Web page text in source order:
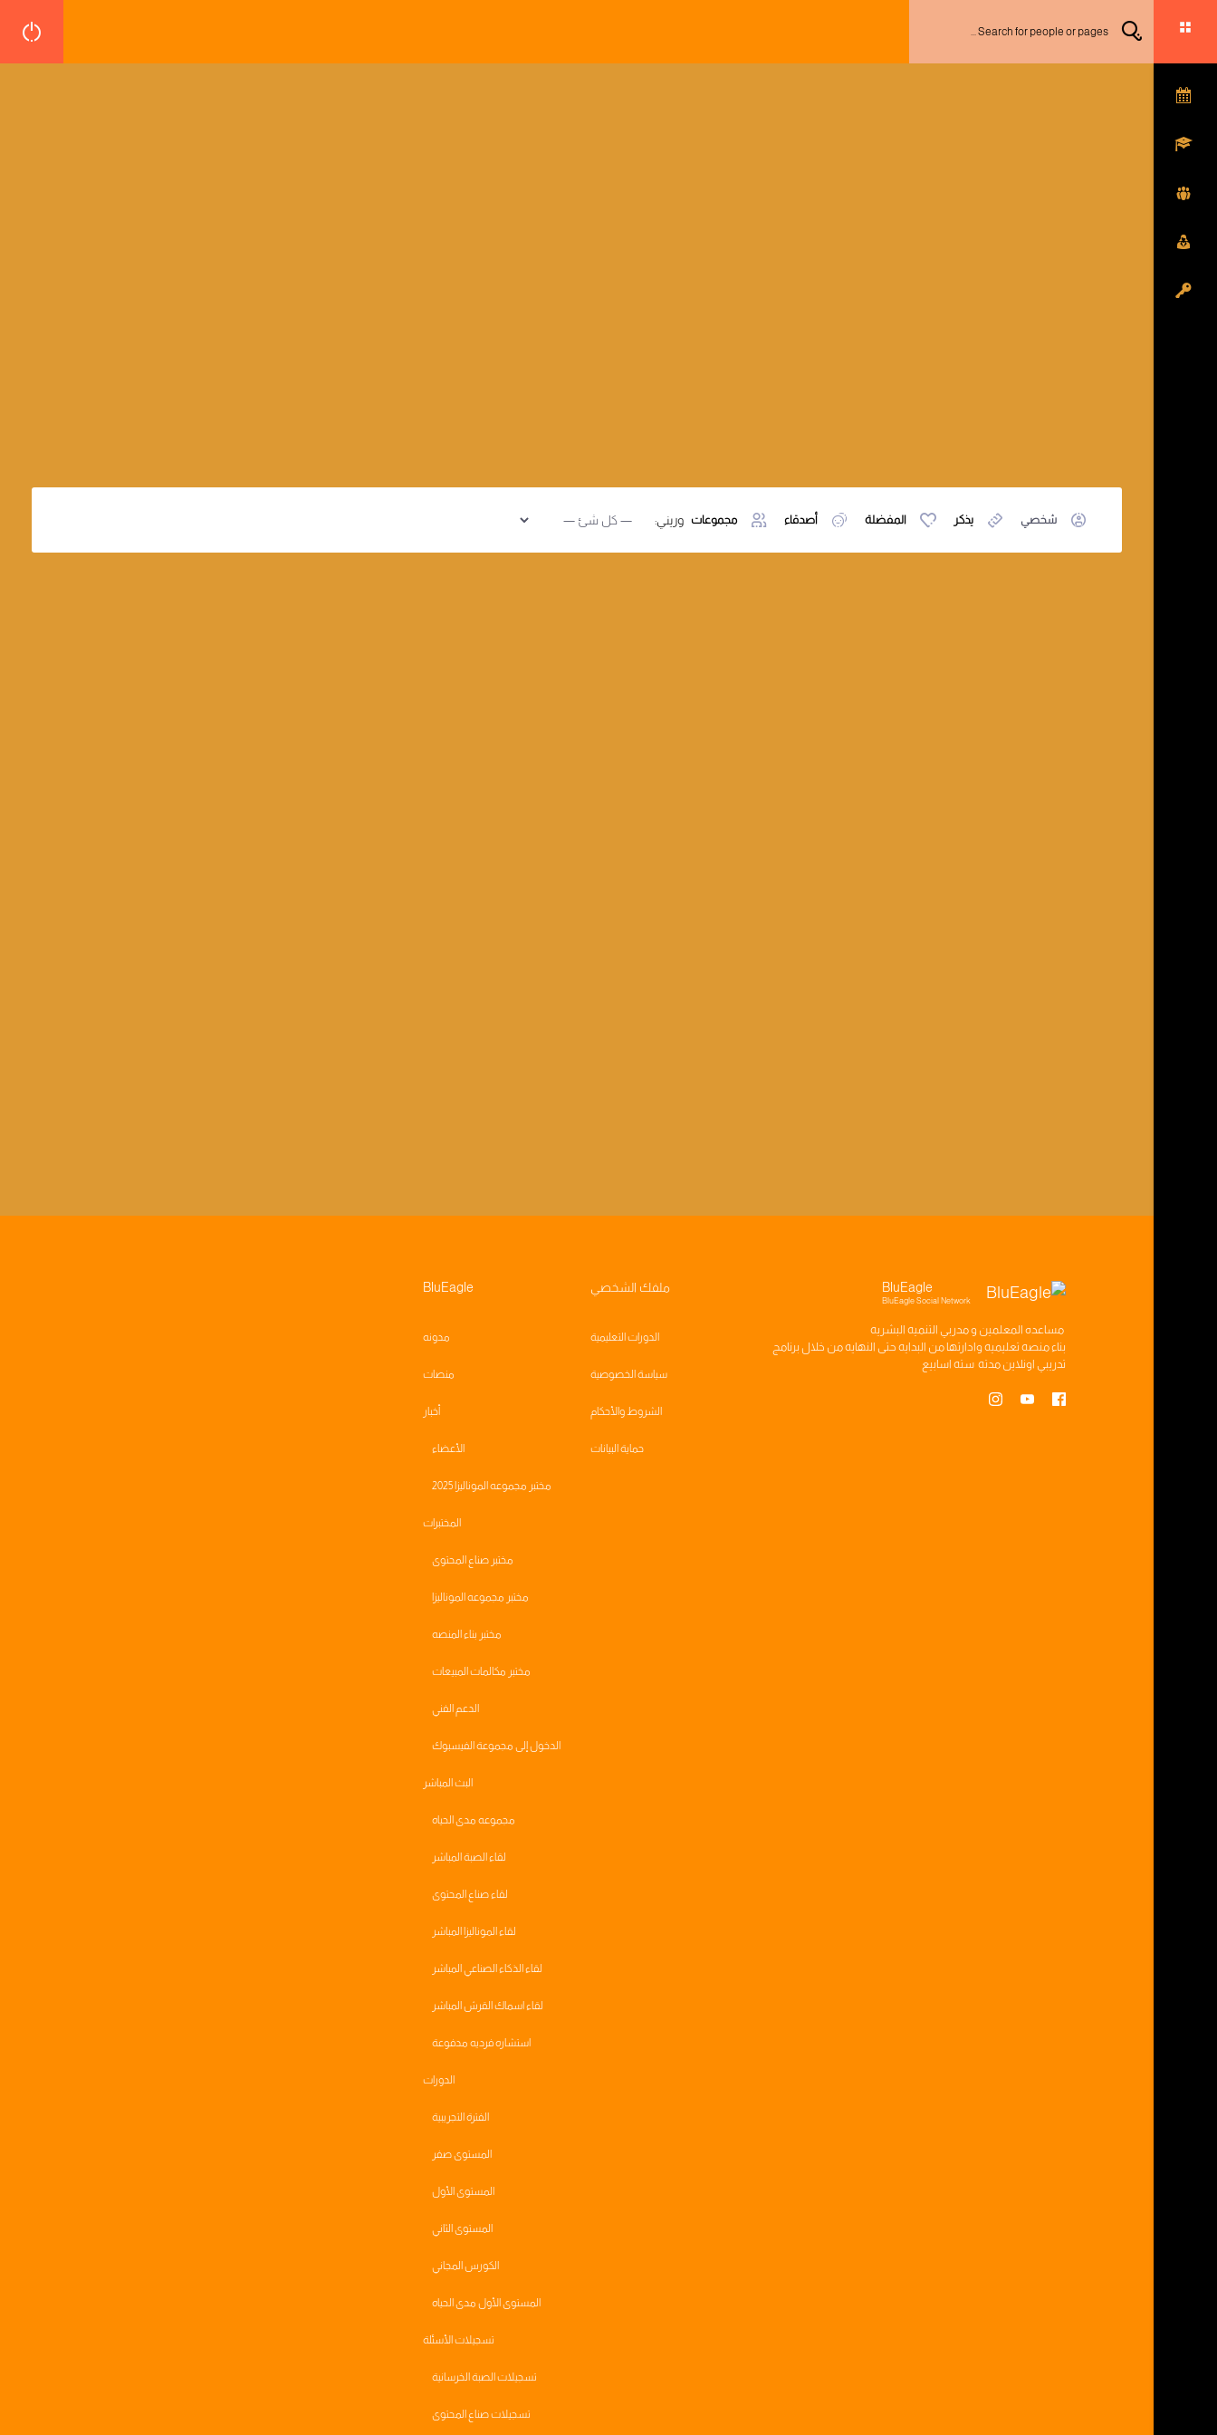
شخصي يذكر المفضلة أصدقاء مجموعات وريني:
BluEagle
BluEagle Social Network
مساعده المعلمين ومدربي التنميه البشريه
بناءمنصه تعليميه وادارتها من البدايه حتى النهايه من خلال برنامج
تدريبي اونلاين مدته سته اسابيع
ملفك الشخصي
الدورات التعليمية
سياسة الخصوصية
الشروط والأحكام
حماية البيانات
BluEagle
مدونه
منصات
أخبار
الأعضاء
مختبر مجموعه الموناليزا 2025
المختبرات
مختبر صناع المحتوى
مختبر مجموعه الموناليزا
مختبر بناء المنصه
مختبر مكالمات المبيعات
الدعم الفني
الدخول إلى مجموعة الفيسبوك
البث المباشر
مجموعه مدى الحياه
لقاء الصبة المباشر
لقاء صناع المحتوى
لقاء الموناليزا المباشر
لقاء الذكاء الصناعي المباشر
لقاء اسماك القرش المباشر
استشاره فرديه مدفوعة
الدورات
الفترة التجريبية
المستوى صفر
المستوى الأول
المستوى الثاني
الكورس المجاني
المستوى الأول مدى الحياه
تسجيلات الأسئلة
تسجيلات الصبة الخرسانية
تسجيلات صناع المحتوى